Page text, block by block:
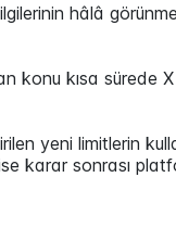
hâlâ
konu kısa
yeni limitlerin
karar sonrası